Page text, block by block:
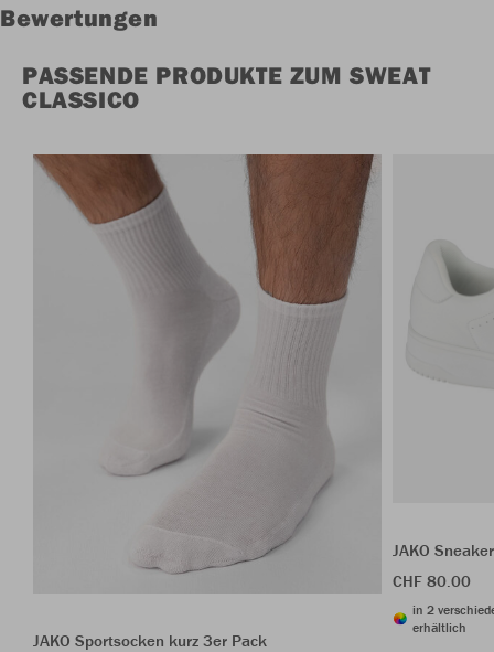
Bewertungen
PASSENDE PRODUKTE ZUM SWEAT
CLASSICO
JAKO Sportsocken kurz 3er Pack
JAKO
CHF 80.00
in 2
erhältlich